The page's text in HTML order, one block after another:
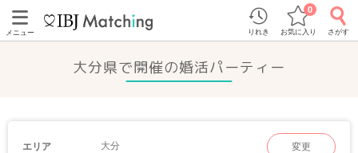
メニュー りれき お気に入り
0
さがす
大分県で開催の婚活パーティー
エリア 大分 変更